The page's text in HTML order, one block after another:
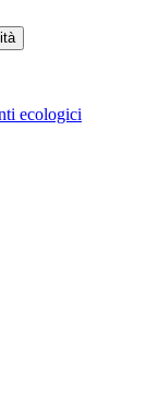
ecologici